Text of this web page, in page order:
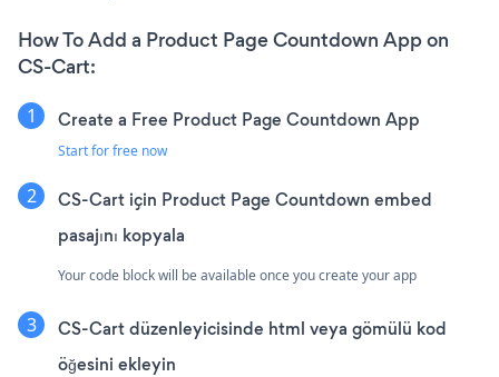
How To Add a Product Page Countdown App on
CS-Cart:
Create a Free Product Page Countdown App
Start for free now
CS-Cart için Product Page Countdown embed
pasajını kopyala
Your code block will be available once you create your app
CS-Cart düzenleyicisinde html veya gömülü kod
öğesini ekleyin